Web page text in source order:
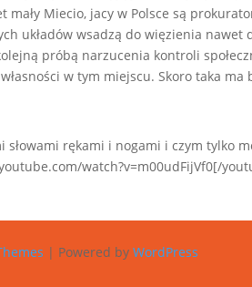
mały Miecio, jacy w Polsce są
układów wsadzą do więzienia
próbą narzucenia kontroli
w tym miejscu. Skoro taka
słowami rękami i nogami i czym tylko
watch?v=m00udFijVf0[/
| Powered byWordPress